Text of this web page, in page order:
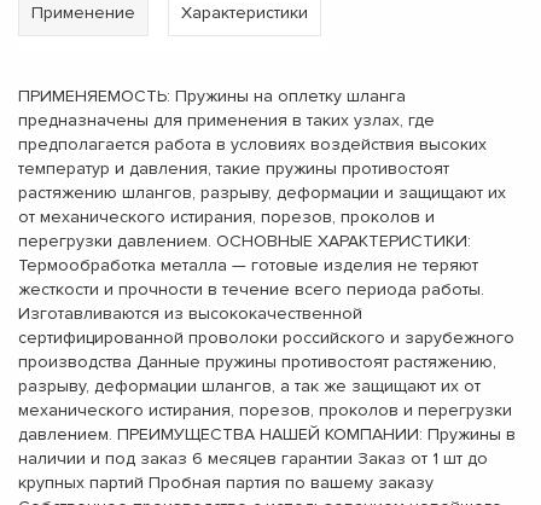
Применение Характеристики
ПРИМЕНЯЕМОСТЬ: Пружины на оплетку шланга
предназначены для применения в таких узлах, где
предполагается работа в условиях воздействия высоких
температур и давления, такие пружины противостоят
растяжению шлангов, разрыву, деформации и защищают их
от механического истирания, порезов, проколов и
перегрузки давлением. ОСНОВНЫЕ ХАРАКТЕРИСТИКИ:
Термообработка металла — готовые изделия не теряют
жесткости и прочности в течение всего периода работы.
Изготавливаются из высококачественной
сертифицированной проволоки российского и зарубежного
производства Данные пружины противостоят растяжению,
разрыву, деформации шлангов, а так же защищают их от
механического истирания, порезов, проколов и перегрузки
давлением. ПРЕИМУЩЕСТВА НАШЕЙ КОМПАНИИ: Пружины в
наличии и под заказ 6 месяцев гарантии Заказ от 1 шт до
крупных партий Пробная партия по вашему заказу